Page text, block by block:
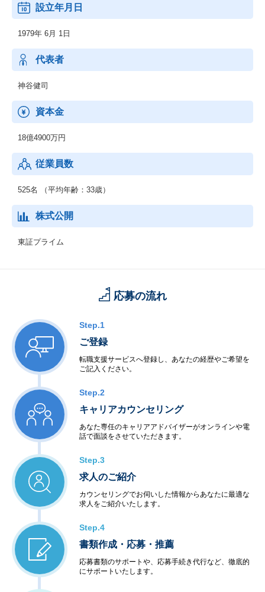
・グーワールド
バイヤーズガイド。
・グーバイク
・・・中古バイクのバイヤーズガイド。新車・ニューモデル紹介
や用品情報なども充実。
【法人向けサービス】
・週間オークション情報
に収集・整理し、週刊情報誌として刊行されるデータブック。
・自動車流通新聞
・・・プロトオリジナルのコンテンツが豊富にラインナップされ
た「自動車流通新聞」。多くの業界関係者に読まれている全国最
設立年月日
1979年 6月 1日
代表者
神谷健司
資本金
18億4900万円
従業員数
525名 （平均年齢：33歳）
株式公開
東証プライム
応募の流れ
Step.1
ご登録
転職支援サービスへ登録し、あなたの経歴やご希望を
ご記入ください。
Step.2
キャリアカウンセリング
あなた専任のキャリアアドバイザーがオンラインや電
話で面談をさせていただきます。
Step.3
求人のご紹介
カウンセリングでお伺いした情報からあなたに最適な
求人をご紹介いたします。
Step.4
書類作成・応募・推薦
応募書類のサポートや、応募手続き代行など、徹底的
にサポートいたします。